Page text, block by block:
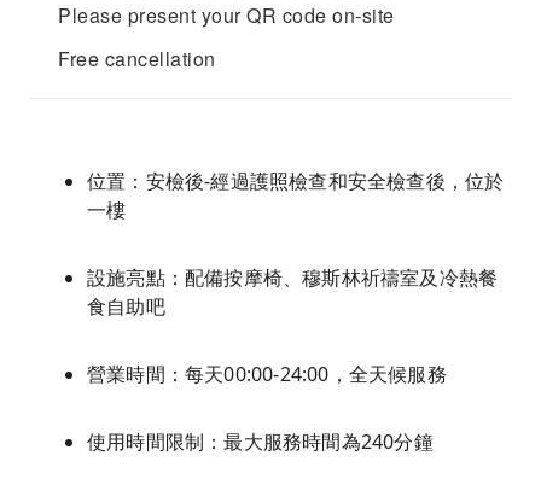
Please present your QR code on-site
Free cancellation
位置：安檢後-經過護照檢查和安全檢查後，位於
一樓
設施亮點：配備按摩椅、穆斯林祈禱室及冷熱餐
食自助吧
營業時間：每天00:00-24:00，全天候服務
使用時間限制：最大服務時間為240分鐘